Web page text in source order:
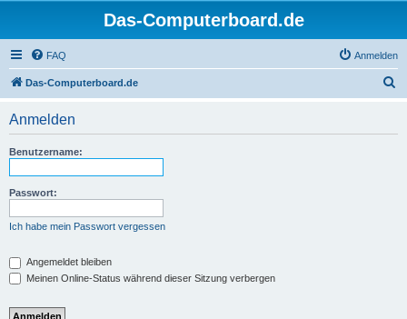
Das-Computerboard.de
FAQ Anmelden
Das-Computerboard.de
Anmelden
Benutzername:
Passwort:
Ich habe mein Passwort vergessen
Angemeldet bleiben
Meinen Online-Status während dieser Sitzung verbergen